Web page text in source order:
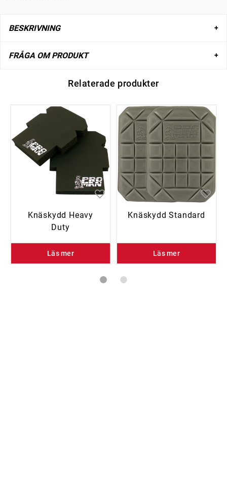
BESKRIVNING
FRÅGA OM PRODUKT
Relaterade produkter
Knäskydd Heavy
Duty
Läs mer
Knäskydd Standard
Läs mer